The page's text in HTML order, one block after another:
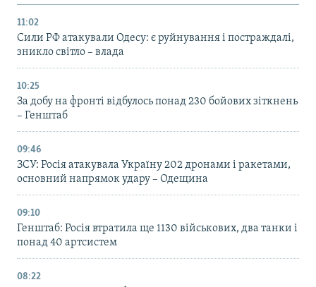
11:02
Сили РФ атакували Одесу: є руйнування і постраждалі,
зникло світло – влада
10:25
За добу на фронті відбулось понад 230 бойових зіткнень
– Генштаб
09:46
ЗСУ: Росія атакувала Україну 202 дронами і ракетами,
основний напрямок удару – Одещина
09:10
Генштаб: Росія втратила ще 1130 військових, два танки і
понад 40 артсистем
08:22